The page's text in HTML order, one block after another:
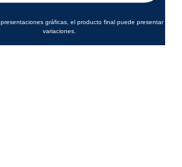
gráficas, el producto final puede presentar
variaciones.